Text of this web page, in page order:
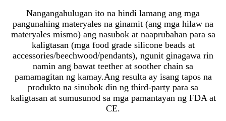
Nangangahulugan ito na hindi lamang ang mga
pangunahing materyales na ginamit (ang mga hilaw na
materyales mismo) ang nasubok at naaprubahan para sa
kaligtasan (mga food grade silicone beads at
accessories/beechwood/pendants), ngunit ginagawa rin
namin ang bawat teether at soother chain sa
pamamagitan ng kamay.Ang resulta ay isang tapos na
produkto na sinubok din ng third-party para sa
kaligtasan at sumusunod sa mga pamantayan ng FDA at
CE.